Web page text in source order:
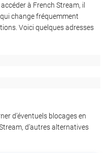
à French Stream, il
change fréquemment
Voici quelques adresses
d’éventuels blocages en
d’autres alternatives